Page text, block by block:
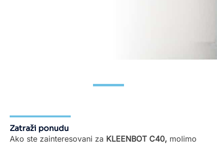
Zatraži ponudu
Ako ste zainteresovani za KLEENBOT C40, molimo